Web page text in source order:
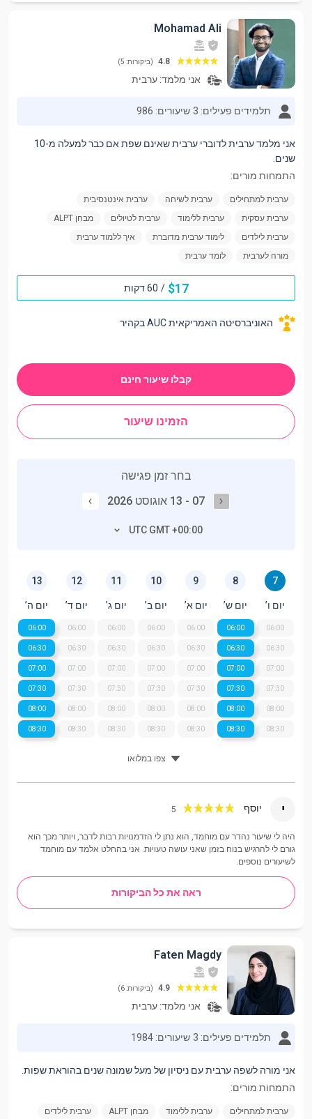
Mohamad Ali
4.8 (ביקורות: 5)
אני מלמד: ערבית
תלמידים פעילים: 3 שיעורים: 986
אני מלמד ערבית לדוברי ערבית שאינם שפת אם כבר למעלה מ-10
שנים.
התמחות מורים:
ערבית למתחילים ערבית לשיחה
ערבית אינטנסיבית
ערבית עסקית
ערבית ללימוד ערבית לטיולים
מבחן ALPT
ערבית לילדים
לימוד ערבית מדוברת
איך ללמוד ערבית
מורה לערבית
לומד ערבית
17
$
/ 60 דקות
האוניברסיטה האמריקאית AUC בקהיר
קבלו שיעור חינם
הזמינו שיעור
בחר זמן פגישה
07 - 13 אוגוסט 2026
UTC GMT +00:00
7
יום ו’
06:00
06:30
07:00
07:30
08:00
08:30
8
יום ש’
06:00
06:30
07:00
07:30
08:00
08:30
9
יום א’
06:00
06:30
07:00
07:30
08:00
08:30
10
יום ב’
06:00
06:30
07:00
07:30
08:00
08:30
11
יום ג’
06:00
06:30
07:00
07:30
08:00
08:30
12
יום ד’
06:00
06:30
07:00
07:30
08:00
08:30
13
יום ה’
06:00
06:30
07:00
07:30
08:00
08:30
צפו במלואו
י יוסף 5
היה לי שיעור נהדר עם מוחמד, הוא נתן לי הזדמנויות רבות לדבר, ויותר מכך הוא
גורם לי להרגיש בנוח בזמן שאני עושה טעויות. אני בהחלט אלמד עם מוחמד
לשיעורים נוספים.
ראה את כל הביקורות
Faten Magdy
4.9 (ביקורות: 6)
אני מלמד: ערבית
תלמידים פעילים: 3 שיעורים: 1984
אני מורה לשפה ערבית עם ניסיון של מעל שמונה שנים בהוראת שפות.
התמחות מורים:
ערבית למתחילים ערבית ללימוד מבחן ALPT
ערבית לילדים